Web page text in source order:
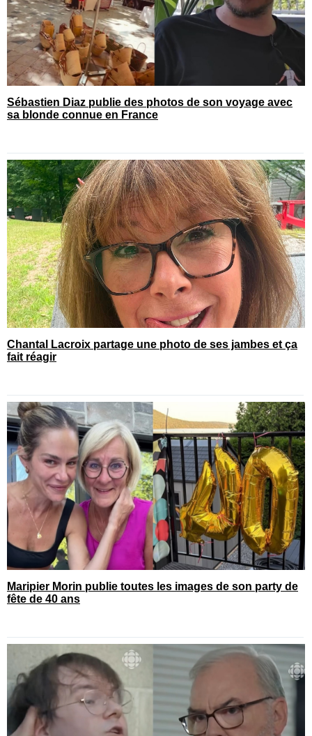
Sébastien Diaz publie des photos de son voyage avec
sa blonde connue en France
Chantal Lacroix partage une photo de ses jambes et ça
fait réagir
Maripier Morin publie toutes les images de son party de
fête de 40 ans